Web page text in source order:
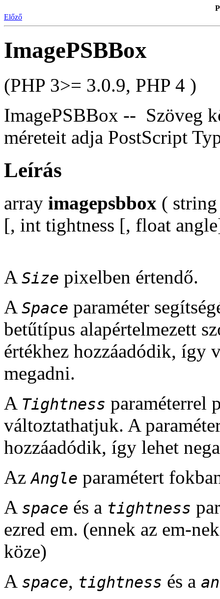
Előző
ImagePSBBox
(PHP 3>= 3.0.9, PHP 4 )
ImagePSBBox -- Szöveg
méreteit adja PostScript
Leírás
array imagepsbbox (
[, int tightness [, float
A Size pixelben értendő.
A Space paraméter
betűtípus alapértelmezett
értékhez hozzáadódik, így
megadni.
A Tightness paraméterrel
változtathatjuk. A
hozzáadódik, így lehet
AzAngle paramétert
A space és a tightness
ezred em. (ennek az em-
köze)
A space, tightness és a